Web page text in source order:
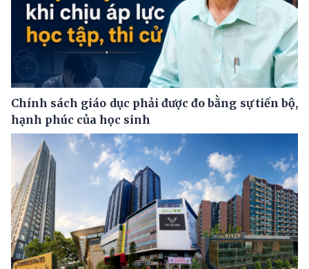
Chính sách giáo dục phải được đo bằng sự tiến bộ,
hạnh phúc của học sinh